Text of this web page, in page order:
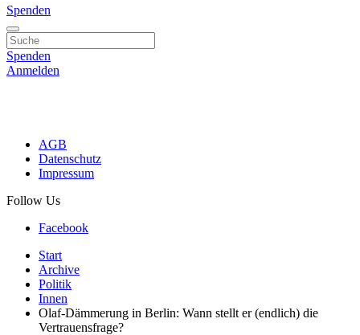
Spenden
Spenden
Anmelden
AGB
Datenschutz
Impressum
Follow Us
Facebook
Start
Archive
Politik
Innen
Olaf-Dämmerung in Berlin: Wann stellt er (endlich) die
Vertrauensfrage?